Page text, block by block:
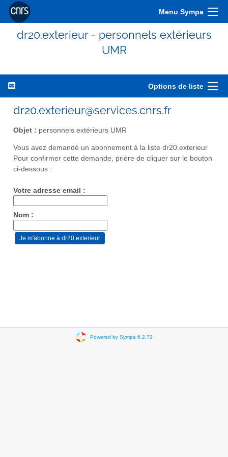
Menu Sympa
dr20.exterieur - personnels extérieurs
UMR
Options de liste
dr20.exterieur@services.cnrs.fr
Objet : personnels extérieurs UMR
Vous avez demandé un abonnement à la liste dr20.exterieur
Pour confirmer cette demande, prière de cliquer sur le bouton
ci-dessous :
Votre adresse email :
Nom :
Powered by Sympa 6.2.72